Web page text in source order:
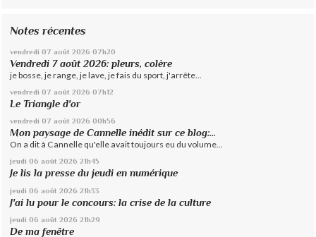
Notes récentes
vendredi 07 août 2026 07h20
Vendredi 7 août 2026: pleurs, colère
je bosse, je range, je lave, je fais du sport, j'arrête...
vendredi 07 août 2026 07h12
Le Triangle d'or
vendredi 07 août 2026 00h56
Mon paysage de Cannelle inédit sur ce blog:...
On a dit à Cannelle qu'elle avait toujours eu du volume...
jeudi 06 août 2026 21h45
Je lis la presse du jeudi en numérique
jeudi 06 août 2026 21h33
J'ai lu pour le concours: la crise de la culture
jeudi 06 août 2026 21h29
De ma fenêtre